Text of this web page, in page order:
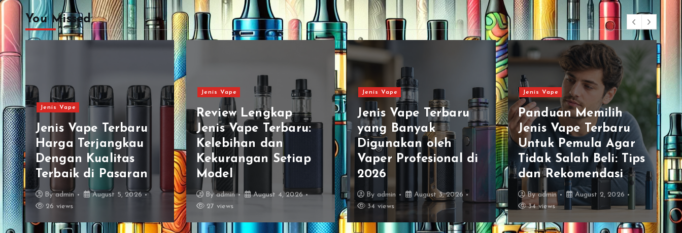
You Missed
Jenis Vape
Jenis Vape Terbaru
Harga Terjangkau
Dengan Kualitas
Terbaik di Pasaran
Byadmin
August 5, 2026
26 views
Jenis Vape
Review Lengkap
Jenis Vape Terbaru:
Kelebihan dan
Kekurangan Setiap
Model
Byadmin
August 4, 2026
27 views
Jenis Vape
Jenis Vape Terbaru
yang Banyak
Digunakan oleh
Vaper Profesional di
2026
By admin
August 3, 2026
34 views
Jenis Vape
Panduan Memilih
Jenis Vape Terbaru
Untuk Pemula Agar
Tidak Salah Beli: Tips
dan Rekomendasi
Byadmin
August 2, 2026
34 views